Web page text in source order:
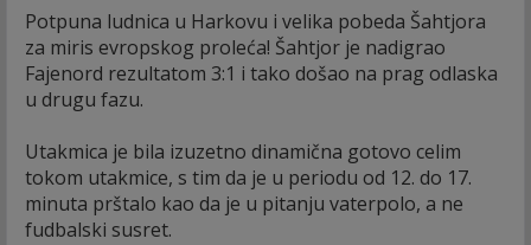
Potpuna ludnica u Harkovu i velika pobeda Šahtjora
za miris evropskog proleća! Šahtjor je nadigrao
Fajenord rezultatom 3:1 i tako došao na prag odlaska
u drugu fazu.
Utakmica je bila izuzetno dinamična gotovo celim
tokom utakmice, s tim da je u periodu od 12. do 17.
minuta prštalo kao da je u pitanju vaterpolo, a ne
fudbalski susret.